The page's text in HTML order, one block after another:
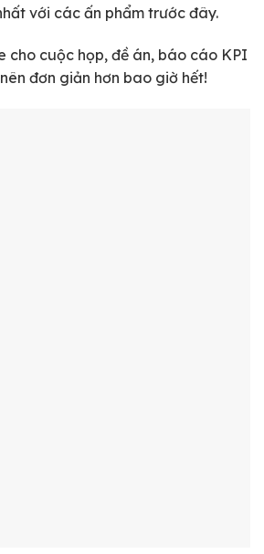
với các ấn phẩm trước đây.
cho cuộc họp, đề án, báo cáo KPI
đơn giản hơn bao giờ hết!